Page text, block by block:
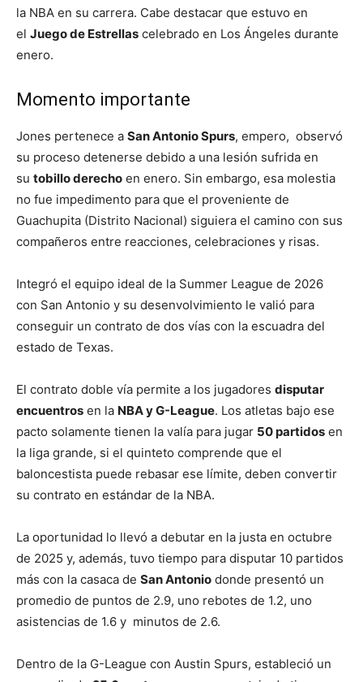
la NBA en su carrera. Cabe destacar que estuvo en
el Juego de Estrellas celebrado en Los Ángeles durante
enero.
Momento importante
Jones pertenece a San Antonio Spurs, empero, observó
su proceso detenerse debido a una lesión sufrida en
su tobillo derecho en enero. Sin embargo, esa molestia
no fue impedimento para que el proveniente de
Guachupita (Distrito Nacional) siguiera el camino con sus
compañeros entre reacciones, celebraciones y risas.
Integró el equipo ideal de la Summer League de 2026
con San Antonio y su desenvolvimiento le valió para
conseguir un contrato de dos vías con la escuadra del
estado de Texas.
El contrato doble vía permite a los jugadores disputar
encuentros en la NBA y G-League. Los atletas bajo ese
pacto solamente tienen la valía para jugar 50 partidos en
la liga grande, si el quinteto comprende que el
baloncestista puede rebasar ese límite, deben convertir
su contrato en estándar de la NBA.
La oportunidad lo llevó a debutar en la justa en octubre
de 2025 y, además, tuvo tiempo para disputar 10 partidos
más con la casaca de San Antonio donde presentó un
promedio de puntos de 2.9, uno rebotes de 1.2, uno
asistencias de 1.6 y minutos de 2.6.
Dentro de la G-League con Austin Spurs, estableció un